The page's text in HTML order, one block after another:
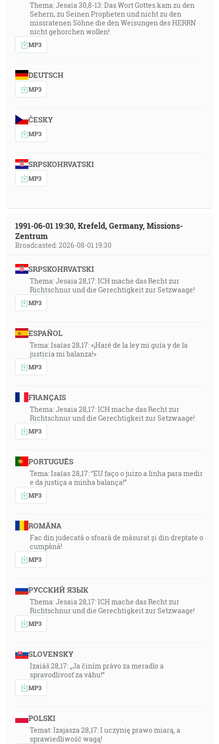
Thema: Jesaia 30,8-13: Das Wort Gottes kam zu den
Sehern, zu Seinen Propheten und nicht zu den
missratenen Söhne die den Weisungen des HERRN
nicht gehorchen wollen!
MP3
DEUTSCH
MP3
ČESKY
MP3
SRPSKOHRVATSKI
MP3
1991-06-01 19:30, Krefeld, Germany, Missions-
Zentrum
Broadcasted: 2026-08-01 19:30
SRPSKOHRVATSKI
Thema: Jesaia 28,17: ICH mache das Recht zur
Richtschnur und die Gerechtigkeit zur Setzwaage!
MP3
ESPAÑOL
Tema: Isaías 28,17: «¡Haré de la ley mi guía y de la
justicia mi balanza!»
MP3
FRANÇAIS
Thema: Jesaia 28,17: ICH mache das Recht zur
Richtschnur und die Gerechtigkeit zur Setzwaage!
MP3
PORTUGUÊS
Tema: Isaías 28,17: “EU faço o juizo a linha para medir
e da justiça a minha balança!”
MP3
ROMÂNA
Fac din judecată o sfoară de măsurat și din dreptate o
cumpănă!
MP3
РУССКИЙ ЯЗЫК
Thema: Jesaia 28,17: ICH mache das Recht zur
Richtschnur und die Gerechtigkeit zur Setzwaage!
MP3
SLOVENSKY
Izaiáš 28,17: „Ja činím právo za meradlo a
spravodlivosť za váhu!“
MP3
POLSKI
Temat: Izajasza 28,17: I uczynię prawo miarą, a
sprawiedliwość wagą!